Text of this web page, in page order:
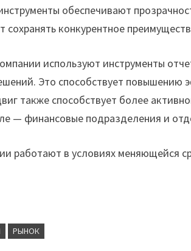
обеспечивают
сохранять конкурентное
используют инструменты
Это способствует повышению
также способствует более
— финансовые подразделения и
работают в условиях меняющейся
РЫНОК